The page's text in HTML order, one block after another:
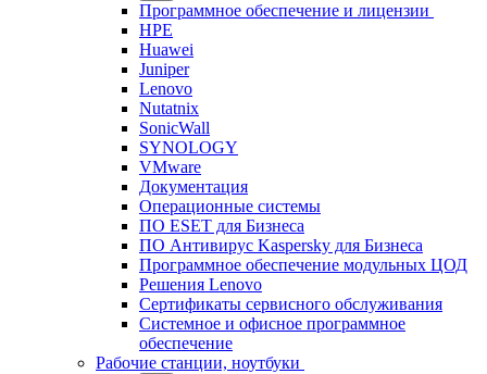
Программное обеспечение и лицензии
HPE
Huawei
Juniper
Lenovo
Nutatnix
SonicWall
SYNOLOGY
VMware
Документация
Операционные системы
ПО ESET для Бизнеса
ПО Антивирус Kaspersky для Бизнеса
Программное обеспечение модульных ЦОД
Решения Lenovo
Сертификаты сервисного обслуживания
Системное и офисное программное
обеспечение
Рабочие станции, ноутбуки